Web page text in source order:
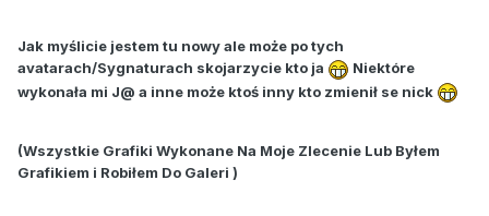
Jak myślicie jestem tu nowy ale może po tych
avatarach/Sygnaturach skojarzycie kto ja
Niektóre
wykonała mi J@ a inne może ktoś inny kto zmienił se nick
(Wszystkie Grafiki Wykonane Na Moje Zlecenie Lub Byłem
Grafikiem i Robiłem Do Galeri )